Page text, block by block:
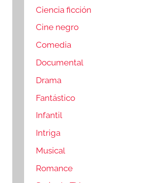
Ciencia ficción
Cine negro
Comedia
Documental
Drama
Fantástico
Infantil
Intriga
Musical
Romance